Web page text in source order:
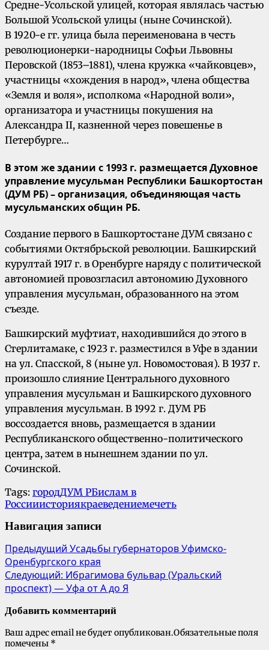
Средне-Усольской улицей, которая являлась частью
Большой Усольской улицы (ныне Сочинской).
В 1920-е гг. улица была переименована в честь
революционерки-народницы Софьи Львовны
Перовской (1853–1881), члена кружка «чайковцев»,
участницы «хождения в народ», члена общества
«Земля и воля», исполкома «Народной воли»,
организатора и участницы покушения на
Александра II, казненной через повешенье в
Петербурге…
В этом же здании с 1993 г. размещается Духовное
управление мусульман Республики Башкортостан
(ДУМ РБ) – организация, объединяющая часть
мусульманских общин РБ.
Создание первого в Башкортостане ДУМ связано с
событиями Октябрьской революции. Башкирский
курултай 1917 г. в Оренбурге наряду с политической
автономией провозгласил автономию Духовного
управления мусульман, образованного на этом
съезде.
Башкирский муфтиат, находившийся до этого в
Стерлитамаке, с 1923 г. разместился в Уфе в здании
на ул. Спасской, 8 (ныне ул. Новомостовая). В 1937 г.
произошло слияние Центрального духовного
управления мусульман и Башкирского духовного
управления мусульман. В 1992 г. ДУМ РБ
воссоздается вновь, размещается в здании
Республиканского общественно-политического
центра, затем в нынешнем здании по ул.
Сочинской.
Tags: городДУМ РБислам в
Россииисториякраеведениемечеть
Навигация записи
Предыдущий Усадьбы губернаторов Уфимско-
Оренбургского края
Следующий: Ибрагимова бульвар (Уральский
проспект) — Уфа от А до Я
Добавить комментарий
Ваш адрес email не будет опубликован.Обязательные поля
помечены *